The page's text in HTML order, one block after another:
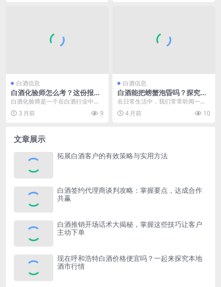
白酒信息
白酒化验师怎么考？这份报考
攻略为你揭秘关键要点
白酒化验师是一个在白酒行业中至
关重要的职业，他们肩负着保障白
酒质量安全、把控白酒...
3 月前 9
白酒信息
白酒能把螃蟹泡昏吗？探究白
酒与螃蟹的奇妙“化学反应”
在日常生活中，我们常常听闻一些
关于烹饪食材的小技巧和传闻，其
中“白酒能把螃蟹泡昏...
4 月前 10
文章展示
拓展白酒客户的有效策略与实用方法
白酒签约代理商谈判攻略：掌握要点，达成合作
共赢
白酒推销开场话术大揭秘，掌握这些技巧让客户
主动下单
现在呼和浩特白酒价格便宜吗？一起来探究本地
酒市行情